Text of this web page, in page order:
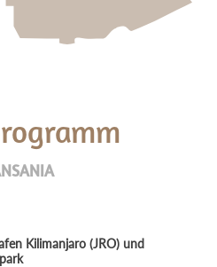
Kilimanjaro (JRO) und